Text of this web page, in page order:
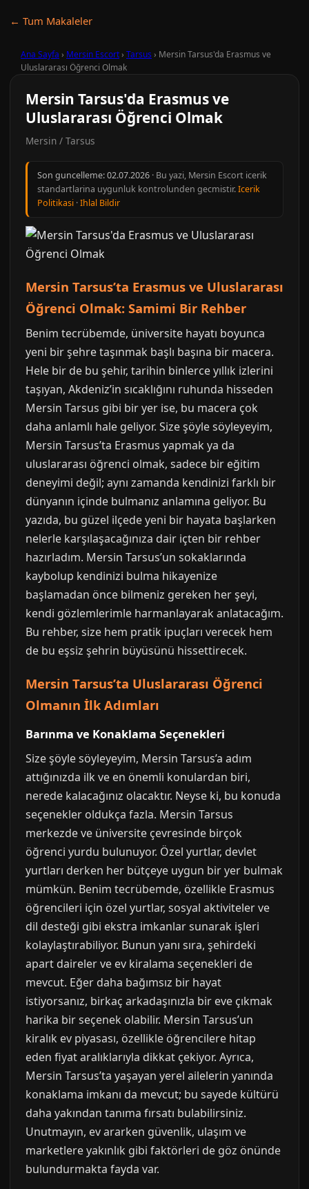
← Tum Makaleler
Ana Sayfa › Mersin Escort› Tarsus › Mersin Tarsus'da Erasmus ve
Uluslararası Öğrenci Olmak
Mersin Tarsus'da Erasmus ve
Uluslararası Öğrenci Olmak
Mersin / Tarsus
Son guncelleme:02.07.2026 · Bu yazi, Mersin Escort icerik
standartlarina uygunluk kontrolunden gecmistir.Icerik
Politikasi ·Ihlal Bildir
Mersin Tarsus’ta Erasmus ve Uluslararası
Öğrenci Olmak: Samimi Bir Rehber
Benim tecrübemde, üniversite hayatı boyunca
yeni bir şehre taşınmak başlı başına bir macera.
Hele bir de bu şehir, tarihin binlerce yıllık izlerini
taşıyan, Akdeniz’in sıcaklığını ruhunda hisseden
Mersin Tarsus gibi bir yer ise, bu macera çok
daha anlamlı hale geliyor. Size şöyle söyleyeyim,
Mersin Tarsus’ta Erasmus yapmak ya da
uluslararası öğrenci olmak, sadece bir eğitim
deneyimi değil; aynı zamanda kendinizi farklı bir
dünyanın içinde bulmanız anlamına geliyor. Bu
yazıda, bu güzel ilçede yeni bir hayata başlarken
nelerle karşılaşacağınıza dair içten bir rehber
hazırladım. Mersin Tarsus’un sokaklarında
kaybolup kendinizi bulma hikayenize
başlamadan önce bilmeniz gereken her şeyi,
kendi gözlemlerimle harmanlayarak anlatacağım.
Bu rehber, size hem pratik ipuçları verecek hem
de bu eşsiz şehrin büyüsünü hissettirecek.
Mersin Tarsus’ta Uluslararası Öğrenci
Olmanın İlk Adımları
Barınma ve Konaklama Seçenekleri
Size şöyle söyleyeyim, Mersin Tarsus’a adım
attığınızda ilk ve en önemli konulardan biri,
nerede kalacağınız olacaktır. Neyse ki, bu konuda
seçenekler oldukça fazla. Mersin Tarsus
merkezde ve üniversite çevresinde birçok
öğrenci yurdu bulunuyor. Özel yurtlar, devlet
yurtları derken her bütçeye uygun bir yer bulmak
mümkün. Benim tecrübemde, özellikle Erasmus
öğrencileri için özel yurtlar, sosyal aktiviteler ve
dil desteği gibi ekstra imkanlar sunarak işleri
kolaylaştırabiliyor. Bunun yanı sıra, şehirdeki
apart daireler ve ev kiralama seçenekleri de
mevcut. Eğer daha bağımsız bir hayat
istiyorsanız, birkaç arkadaşınızla bir eve çıkmak
harika bir seçenek olabilir. Mersin Tarsus’un
kiralık ev piyasası, özellikle öğrencilere hitap
eden fiyat aralıklarıyla dikkat çekiyor. Ayrıca,
Mersin Tarsus’ta yaşayan yerel ailelerin yanında
konaklama imkanı da mevcut; bu sayede kültürü
daha yakından tanıma fırsatı bulabilirsiniz.
Unutmayın, ev ararken güvenlik, ulaşım ve
marketlere yakınlık gibi faktörleri de göz önünde
bulundurmakta fayda var.